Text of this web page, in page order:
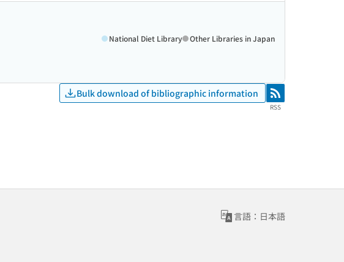
National Diet Library Other Libraries in Japan
Bulk download of bibliographic information RSS
RSS
言語：日本語